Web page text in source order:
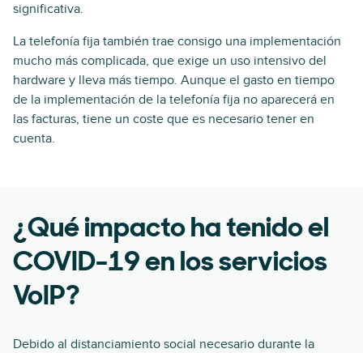
significativa.
La telefonía fija también trae consigo una implementación
mucho más complicada, que exige un uso intensivo del
hardware y lleva más tiempo. Aunque el gasto en tiempo
de la implementación de la telefonía fija no aparecerá en
las facturas, tiene un coste que es necesario tener en
cuenta.
¿Qué impacto ha tenido el
COVID-19 en los servicios
VoIP?
Debido al distanciamiento social necesario durante la